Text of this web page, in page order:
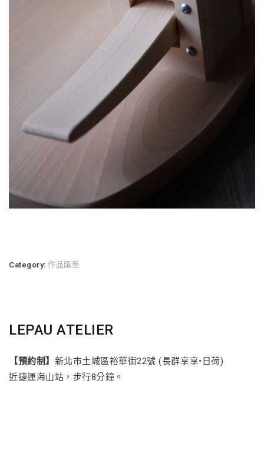
Category:作品匯集
LEPAU ATELIER
【預約制】 新北市土城區裕華街22號 (長群享享•日荷)
近捷運海山站，步行8分鐘。